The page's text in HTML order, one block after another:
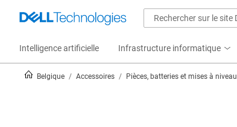
Intelligence artificielle Infrastructure informatique
Belgique Accessoires Pièces, batteries et mises à niveau